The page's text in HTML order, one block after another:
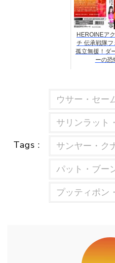
HEROINEア
チ 伝承戦隊
孤立無援！ダ
ーの恐
Tags :
ウサー・セー
サリンラット
サンヤー・ク
パット・ブー
プッティポン